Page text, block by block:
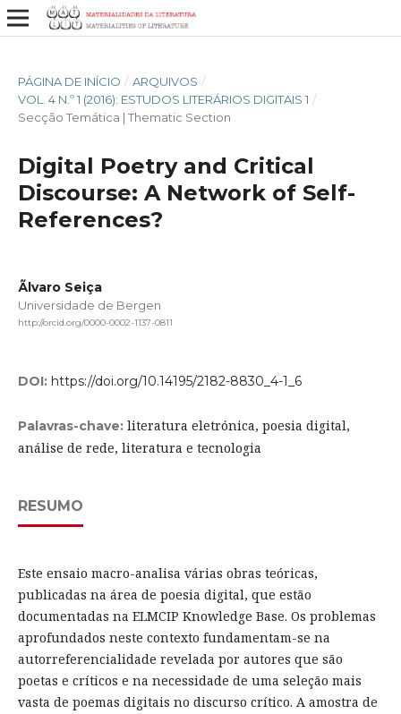
PÁGINA DE INÍCIO / ARQUIVOS /
VOL. 4 N.º 1 (2016): ESTUDOS LITERÁRIOS DIGITAIS 1 /
Secção Temática | Thematic Section
Digital Poetry and Critical
Discourse: A Network of Self-
References?
Ãlvaro Seiça
Universidade de Bergen
http://orcid.org/0000-0002-1137-0811
DOI: https://doi.org/10.14195/2182-8830_4-1_6
Palavras-chave: literatura eletrónica, poesia digital,
análise de rede, literatura e tecnologia
RESUMO
Este ensaio macro-analisa várias obras teóricas,
publicadas na área de poesia digital, que estão
documentadas na ELMCIP Knowledge Base. Os problemas
aprofundados neste contexto fundamentam-se na
autorreferencialidade revelada por autores que são
poetas e críticos e na necessidade de uma seleção mais
vasta de poemas digitais no discurso crítico. A amostra de